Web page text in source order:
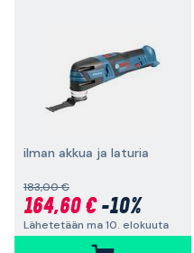
ilman akkua ja laturia
183,00 €
164,60 €-10%
Lähetetään ma 10. elokuuta